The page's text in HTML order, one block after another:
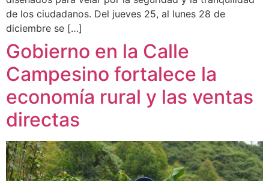
de los ciudadanos. Del jueves 25, al lunes 28 de
diciembre se […]
Gobierno en la Calle
Campesino fortalece la
economía rural y las ventas
directas